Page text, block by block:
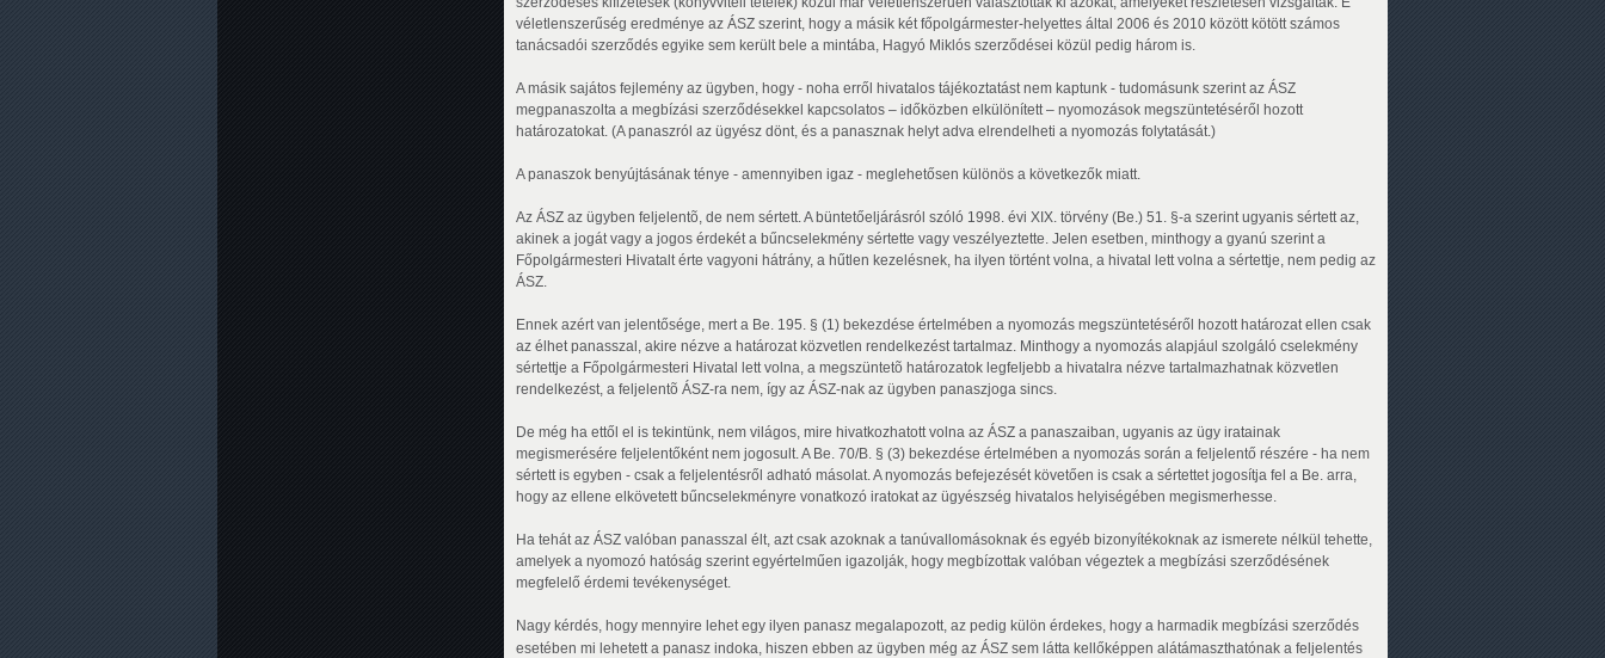
véletlenszerűség eredménye az ÁSZ szerint, hogy a másik két főpolgármester-helyettes által 2006 és 2010 között kötött számos
tanácsadói szerződés egyike sem került bele a mintába, Hagyó Miklós szerződései közül pedig három is.
A másik sajátos fejlemény az ügyben, hogy - noha erről hivatalos tájékoztatást nem kaptunk - tudomásunk szerint az ÁSZ
megpanaszolta a megbízási szerződésekkel kapcsolatos – időközben elkülönített – nyomozások megszüntetéséről hozott
határozatokat. (A panaszról az ügyész dönt, és a panasznak helyt adva elrendelheti a nyomozás folytatását.)
A panaszok benyújtásának ténye - amennyiben igaz - meglehetősen különös a következők miatt.
Az ÁSZ az ügyben feljelentõ, de nem sértett. A büntetőeljárásról szóló 1998. évi XIX. törvény (Be.) 51. §-a szerint ugyanis sértett az,
akinek a jogát vagy a jogos érdekét a bűncselekmény sértette vagy veszélyeztette. Jelen esetben, minthogy a gyanú szerint a
Főpolgármesteri Hivatalt érte vagyoni hátrány, a hűtlen kezelésnek, ha ilyen történt volna, a hivatal lett volna a sértettje, nem pedig az
ÁSZ.
Ennek azért van jelentősége, mert a Be. 195. § (1) bekezdése értelmében a nyomozás megszüntetéséről hozott határozat ellen csak
az élhet panasszal, akire nézve a határozat közvetlen rendelkezést tartalmaz. Minthogy a nyomozás alapjául szolgáló cselekmény
sértettje a Főpolgármesteri Hivatal lett volna, a megszüntetõ határozatok legfeljebb a hivatalra nézve tartalmazhatnak közvetlen
rendelkezést, a feljelentõ ÁSZ-ra nem, így az ÁSZ-nak az ügyben panaszjoga sincs.
De még ha ettől el is tekintünk, nem világos, mire hivatkozhatott volna az ÁSZ a panaszaiban, ugyanis az ügy iratainak
megismerésére feljelentőként nem jogosult. A Be. 70/B. § (3) bekezdése értelmében a nyomozás során a feljelentő részére - ha nem
sértett is egyben - csak a feljelentésről adható másolat. A nyomozás befejezését követően is csak a sértettet jogosítja fel a Be. arra,
hogy az ellene elkövetett bűncselekményre vonatkozó iratokat az ügyészség hivatalos helyiségében megismerhesse.
Ha tehát az ÁSZ valóban panasszal élt, azt csak azoknak a tanúvallomásoknak és egyéb bizonyítékoknak az ismerete nélkül tehette,
amelyek a nyomozó hatóság szerint egyértelműen igazolják, hogy megbízottak valóban végeztek a megbízási szerződésének
megfelelő érdemi tevékenységet.
Nagy kérdés, hogy mennyire lehet egy ilyen panasz megalapozott, az pedig külön érdekes, hogy a harmadik megbízási szerződés
esetében mi lehetett a panasz indoka, hiszen ebben az ügyben még az ÁSZ sem látta kellőképpen alátámaszthatónak a feljelentés